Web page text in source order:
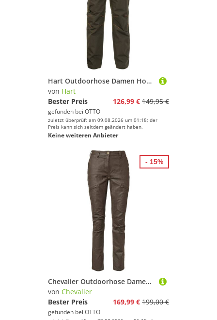
Hart Outdoorhose Damen Hose Armotion Class-T
von Hart
Bester Preis
126,99 € 149,95 €
gefunden bei OTTO
zuletzt überprüft am 09.08.2026 um 01:18; der
Preis kann sich seitdem geändert haben.
Keine weiteren Anbieter
Chevalier Outdoorhose Damen Hose Vintage
von Chevalier
Bester Preis
169,99 € 199,00 €
gefunden bei OTTO
- 15%